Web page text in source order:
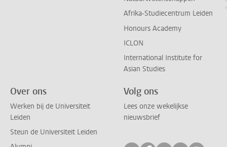
Afrika-Studiecentrum Leiden
Honours Academy
ICLON
International Institute for
Asian Studies
Over ons
Werken bij de Universiteit
Leiden
Steun de Universiteit Leiden
Volg ons
Lees onze wekelijkse
nieuwsbrief